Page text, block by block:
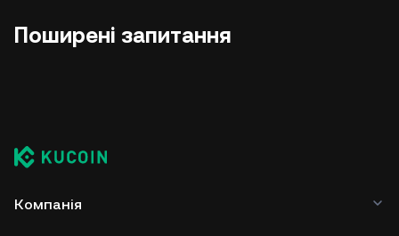
Поширені запитання
Компанія